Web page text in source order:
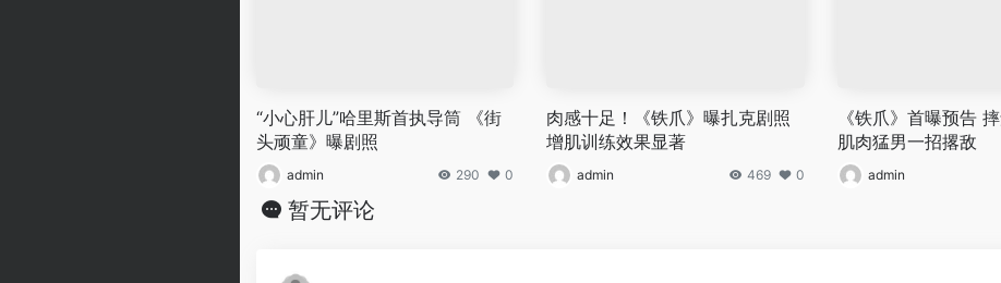
“小心肝儿”哈里斯首执导筒 《街
头顽童》曝剧照
admin 290 0
肉感十足！《铁爪》曝扎克剧照
增肌训练效果显著
admin 469 0
《铁爪》首曝预告
肌肉猛男一招撂敌
admin
暂无评论